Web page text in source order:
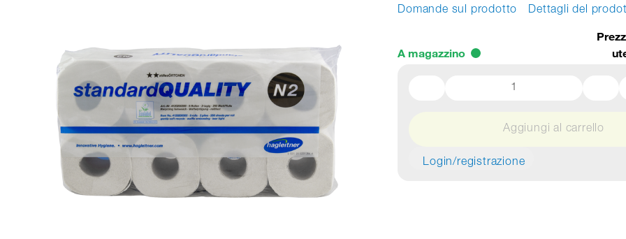
Domande sul prodotto Dettagli del
A magazzino
Aggiungi al carrello
Login/registrazione